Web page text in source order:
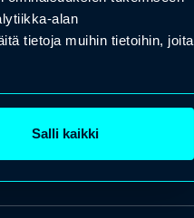
alan
tietoja muihin tietoihin, joita
Salli kaikki